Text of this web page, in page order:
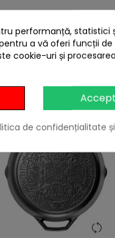
Adaugă în Coș
performanță, statistici
a vă oferi funcții de
cookie-uri și
de confidențialitate